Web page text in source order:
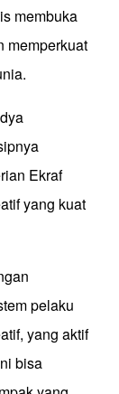
membuka
memperkuat
Ekraf
yang kuat
pelaku
yang aktif
bisa